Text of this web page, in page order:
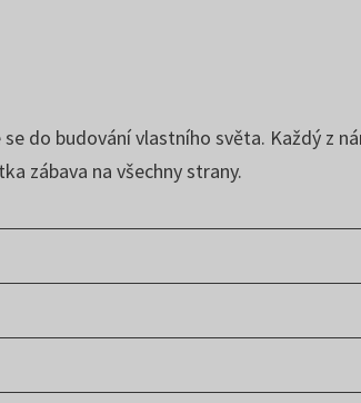
do budování vlastního světa. Každý z
zábava na všechny strany.